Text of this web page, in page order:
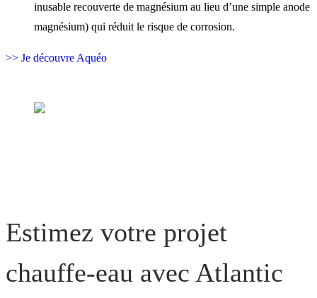
inusable recouverte de magnésium au lieu d’une simple anode
magnésium) qui réduit le risque de corrosion.
>> Je découvre Aquéo
Estimez votre projet
chauffe-eau avec Atlantic